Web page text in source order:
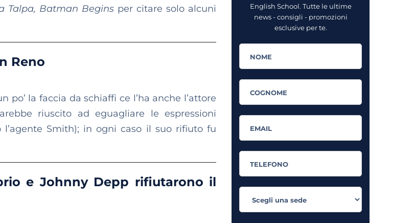
Talpa, Batman Beginsper citare solo alcuni
Reno
la faccia da schiaffi ce l’ha anche l’attore
riuscito ad eguagliare le espressioni
Smith); in ogni caso il suo rifiuto fu
e Johnny Depp rifiutarono il
English School. Tutte le ultime
news - consigli - promozioni
esclusive per te.